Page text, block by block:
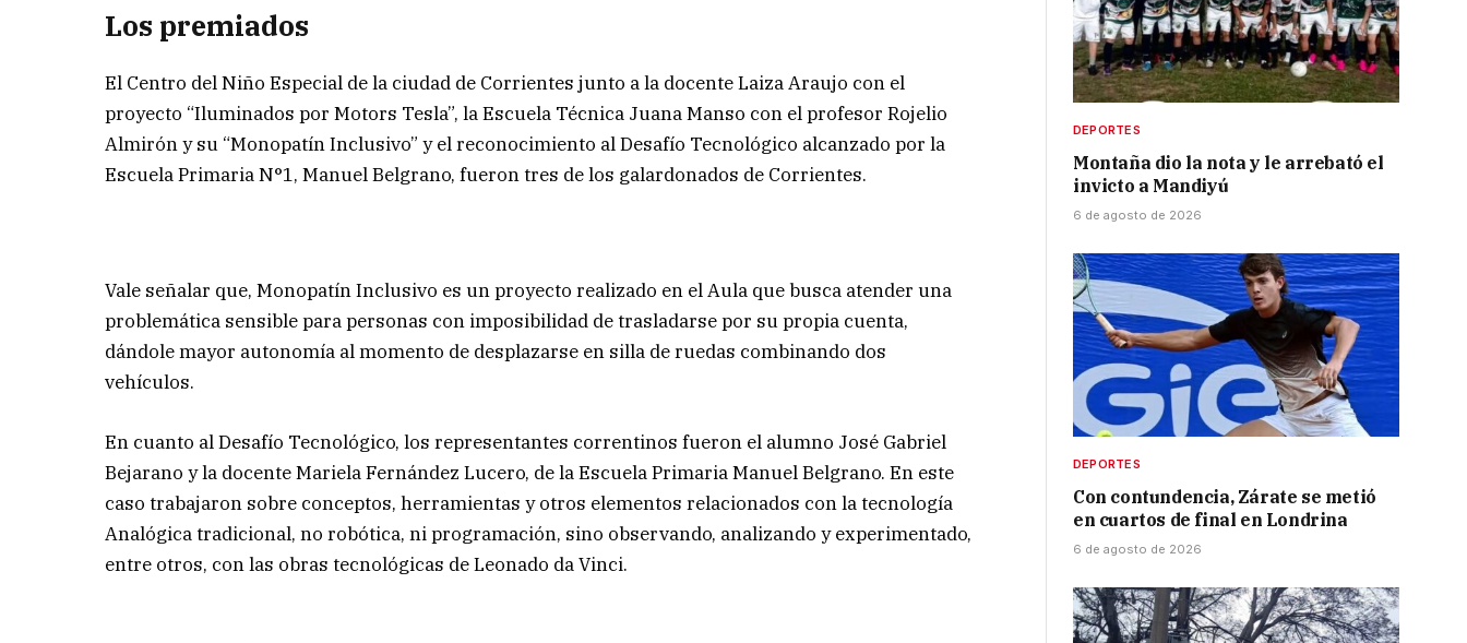
Los premiados
El Centro del Niño Especial de la ciudad de Corrientes junto a la docente Laiza Araujo con el
proyecto “Iluminados por Motors Tesla”, la Escuela Técnica Juana Manso con el profesor Rojelio
Almirón y su “Monopatín Inclusivo” y el reconocimiento al Desafío Tecnológico alcanzado por la
Escuela Primaria N°1, Manuel Belgrano, fueron tres de los galardonados de Corrientes.
Vale señalar que, Monopatín Inclusivo es un proyecto realizado en el Aula que busca atender una
problemática sensible para personas con imposibilidad de trasladarse por su propia cuenta,
dándole mayor autonomía al momento de desplazarse en silla de ruedas combinando dos
vehículos.
En cuanto al Desafío Tecnológico, los representantes correntinos fueron el alumno José Gabriel
Bejarano y la docente Mariela Fernández Lucero, de la Escuela Primaria Manuel Belgrano. En este
caso trabajaron sobre conceptos, herramientas y otros elementos relacionados con la tecnología
Analógica tradicional, no robótica, ni programación, sino observando, analizando y experimentado,
entre otros, con las obras tecnológicas de Leonado da Vinci.
DEPORTES
Montaña dio la nota y le arrebató el
invicto a Mandiyú
6 de agosto de 2026
DEPORTES
Con contundencia, Zárate se metió
en cuartos de final en Londrina
6 de agosto de 2026